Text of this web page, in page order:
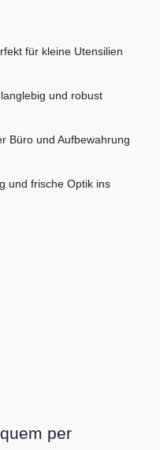
für kleine Utensilien
und robust
Büro und Aufbewahrung
und frische Optik ins
per